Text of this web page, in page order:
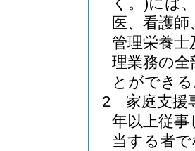
医、看護
管理栄養
理業務の
とができ
2
家庭支援
年以上従
当する者